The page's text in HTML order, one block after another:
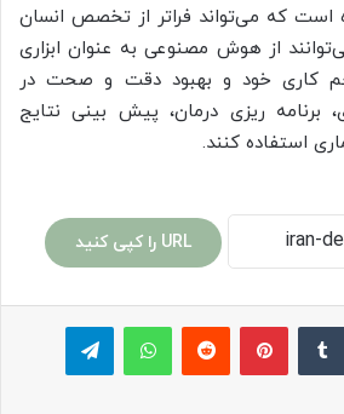
که می‌تواند فراتر از تخصص انسان
از هوش مصنوعی به عنوان ابزاری
کاری خود و بهبود دقت و صحت در
ریزی درمان، پیش بینی نتایج
استفاده کنند.
URL را کپی کنید
‫تامبلر پینترست‫رددیت واتس آپ تلگرام